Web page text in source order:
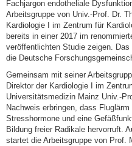
Fachjargon endotheliale
Arbeitsgruppe von Univ.-Prof. Dr.
Kardiologie I im Zentrum für
bereits in einer 2017 im
veröffentlichten Studie zeigen.
die Deutsche
Gemeinsam mit seiner
Direktor der Kardiologie I im
Universitätsmedizin Mainz Univ.-
Nachweis erbringen, dass
Stresshormone und eine
Bildung freier Radikale hervorruft.
startet die Arbeitsgruppe von Prof.